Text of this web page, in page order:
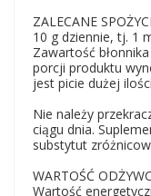
ZALECANE
10 g dziennie, tj. 1
Zawartość
porcji produktu
jest picie dużej
Nie należy
ciągu dnia.
substytut
WARTOŚĆ
Wartość